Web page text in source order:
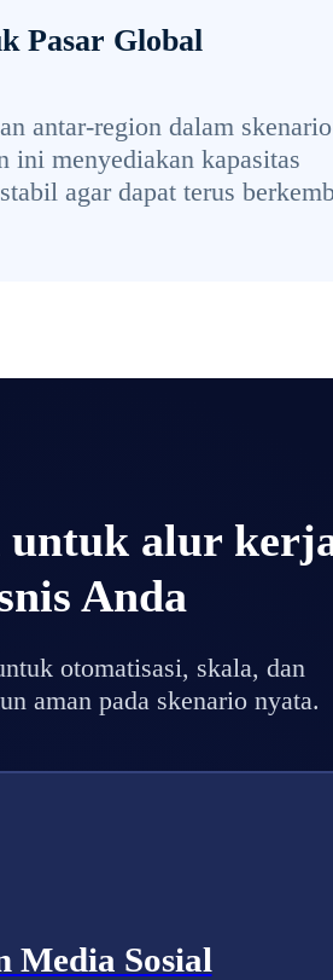
Pasar Global
antar-region dalam skenario
ini menyediakan kapasitas
agar dapat terus
untuk alur
Anda
otomatisasi, skala, dan
aman pada skenario nyata.
Media Sosial